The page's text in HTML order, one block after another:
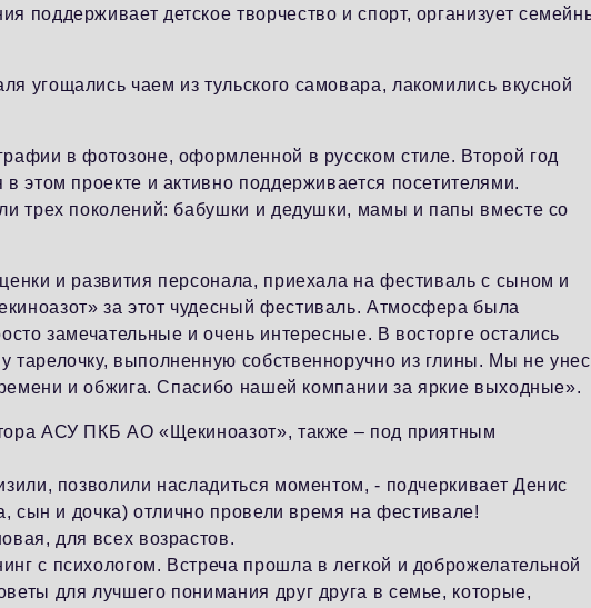
поддерживает детское творчество и спорт, организует
угощались чаем из тульского самовара, лакомились вкусной
в фотозоне, оформленной в русском стиле. Второй год
этом проекте и активно поддерживается посетителями.
трех поколений: бабушки и дедушки, мамы и папы вместе со
и развития персонала, приехала на фестиваль с сыном и
за этот чудесный фестиваль. Атмосфера была
замечательные и очень интересные. В восторге остались
выполненную собственноручно из глины. Мы не
и обжига. Спасибо нашей компании за яркие выходные».
АСУ ПКБ АО «Щекиноазот», также – под приятным
позволили насладиться моментом, - подчеркивает Денис
сын и дочка) отлично провели время на фестивале!
для всех возрастов.
с психологом. Встреча прошла в легкой и доброжелательной
для лучшего понимания друг друга в семье, которые,